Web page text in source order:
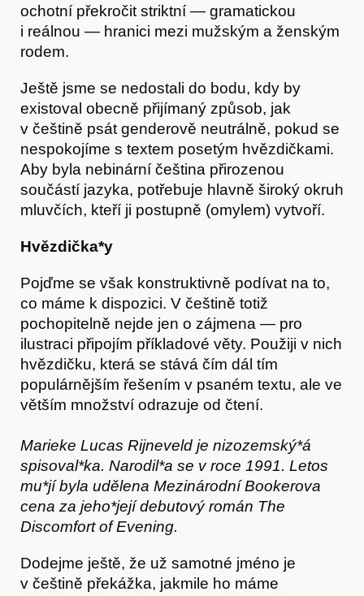
Články
ochotní překročit striktní — gramatickou
i reálnou — hranici mezi mužským a ženským
rodem.
Ještě jsme se nedostali do bodu, kdy by
existoval obecně přijímaný způsob, jak
v češtině psát genderově neutrálně, pokud se
nespokojíme s textem posetým hvězdičkami.
Aby byla nebinární čeština přirozenou
součástí jazyka, potřebuje hlavně široký okruh
mluvčích, kteří ji postupně (omylem) vytvoří.
Hvězdička*y
Pojďme se však konstruktivně podívat na to,
co máme k dispozici. V češtině totiž
pochopitelně nejde jen o zájmena — pro
ilustraci připojím příkladové věty. Použiji v nich
hvězdičku, která se stává čím dál tím
populárnějším řešením v psaném textu, ale ve
větším množství odrazuje od čtení.
Marieke Lucas Rijneveld je nizozemský*á
spisoval*ka. Narodil*a se v roce 1991. Letos
mu*jí byla udělena Mezinárodní Bookerova
cena za jeho*její debutový román The
Discomfort of Evening.
Dodejme ještě, že už samotné jméno je
v češtině překážka, jakmile ho máme